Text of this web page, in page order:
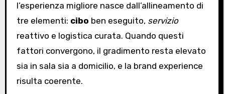
l’esperienza migliore nasce dall’allineamento di
tre elementi: cibo ben eseguito, servizio
reattivo e logistica curata. Quando questi
fattori convergono, il gradimento resta elevato
sia in sala sia a domicilio, e la brand experience
risulta coerente.